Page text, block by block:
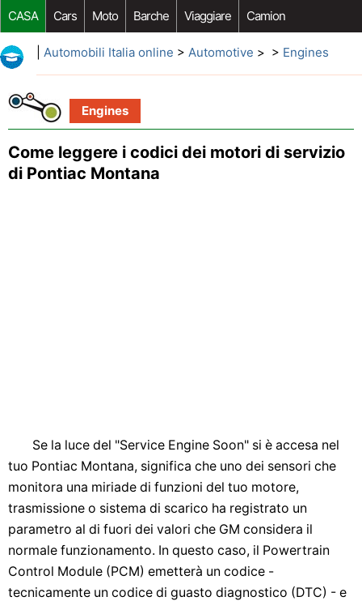
CASA Cars Moto Barche Viaggiare Camion
Riparazione Auto Acquisto Auto Car Opzioni Aftermarket
Automobili Italia online > Automotive > > Engines
Engines
Come leggere i codici dei motori di servizio
di Pontiac Montana
Se la luce del "Service Engine Soon" si è accesa nel
tuo Pontiac Montana, significa che uno dei sensori che
monitora una miriade di funzioni del tuo motore,
trasmissione o sistema di scarico ha registrato un
parametro al di fuori dei valori che GM considera il
normale funzionamento. In questo caso, il Powertrain
Control Module (PCM) emetterà un codice -
tecnicamente un codice di guasto diagnostico (DTC) - e